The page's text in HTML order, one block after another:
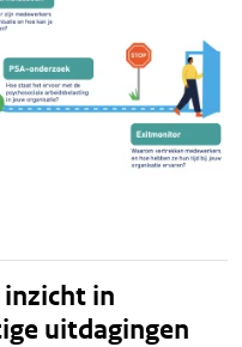
inzicht in
uitdagingen